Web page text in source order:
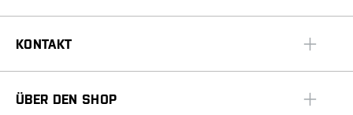
KONTAKT
ÜBER DEN SHOP